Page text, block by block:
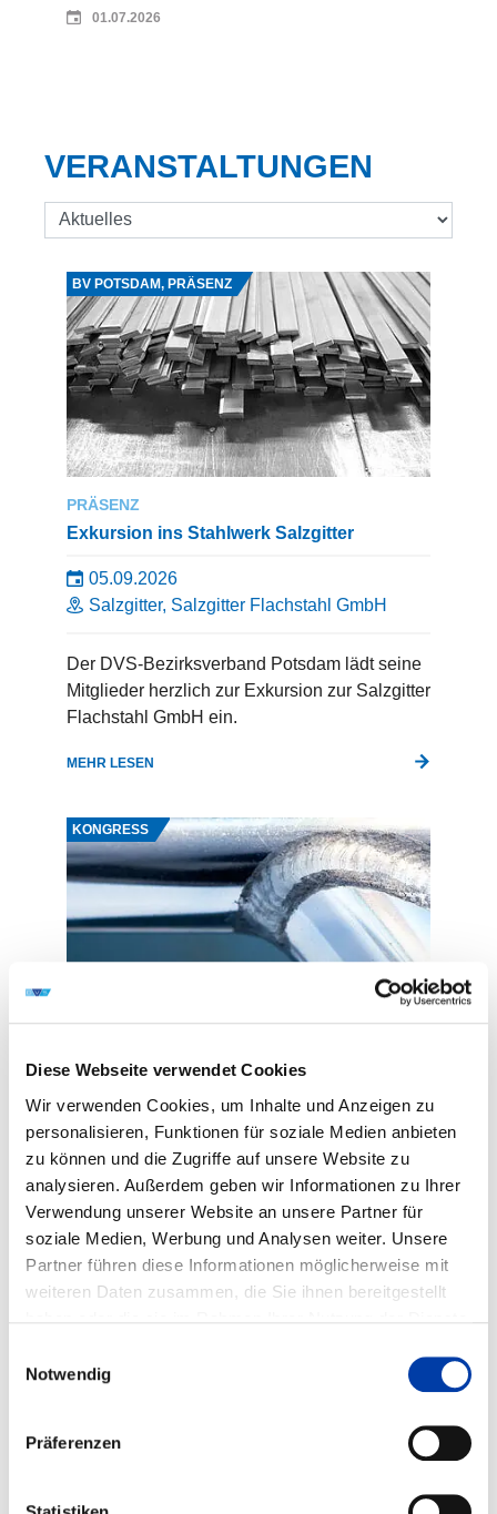
Diese Webseite verwendet Cookies
Wir verwenden Cookies, um Inhalte und Anzeigen zu
personalisieren, Funktionen für soziale Medien anbieten
zu können und die Zugriffe auf unsere Website zu
analysieren. Außerdem geben wir Informationen zu Ihrer
Verwendung unserer Website an unsere Partner für
soziale Medien, Werbung und Analysen weiter. Unsere
Partner führen diese Informationen möglicherweise mit
weiteren Daten zusammen, die Sie ihnen bereitgestellt
Notwendig
Präferenzen
01.07.2026
VERANSTALTUNGEN
BV POTSDAM, PRÄSENZ
PRÄSENZ
Exkursion ins Stahlwerk Salzgitter
05.09.2026
Salzgitter, Salzgitter Flachstahl GmbH
Der DVS-Bezirksverband Potsdam lädt seine
Mitglieder herzlich zur Exkursion zur Salzgitter
Flachstahl GmbH ein.
MEHR LESEN
KONGRESS
DVS CONGRESS 2026
14.09.2026 – 15.09.2026
Erlangen, Heinrich-Lades-Halle
Mit einem neuen Konzept, frischen Formaten
und einer klaren thematischen Ausrichtung
geht der DVS CONGRESS 2026 gezielt auf
die aktuellen Bedürfnisse...